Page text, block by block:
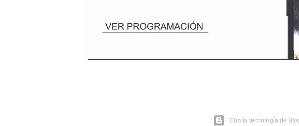
Con la tecnología de